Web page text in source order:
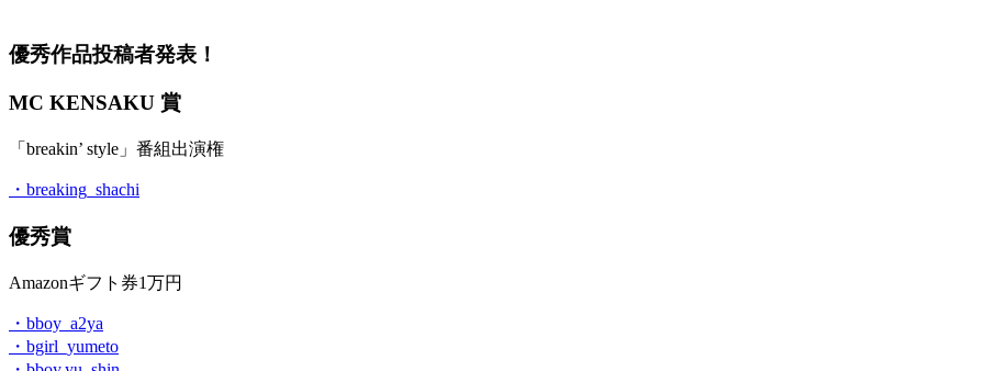
優秀作品投稿者発表！
MC KENSAKU 賞
「breakin’ style」番組出演権
・breaking_shachi
優秀賞
Amazonギフト券1万円
・bboy_a2ya
・bgirl_yumeto